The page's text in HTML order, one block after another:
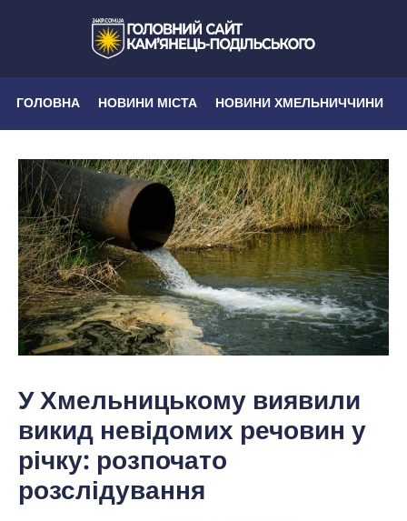
ГОЛОВНА НОВИНИ МІСТА НОВИНИ ХМЕЛЬНИЧЧИНИ
У Хмельницькому виявили
викид невідомих речовин у
річку: розпочато
розслідування